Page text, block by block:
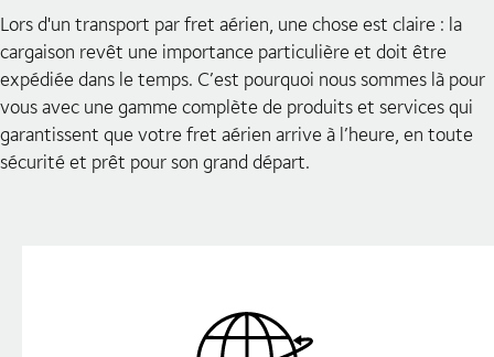
Lors d'un transport par fret aérien, une chose est claire : la
cargaison revêt une importance particulière et doit être
expédiée dans le temps. C’est pourquoi nous sommes là pour
vous avec une gamme complète de produits et services qui
garantissent que votre fret aérien arrive à l’heure, en toute
sécurité et prêt pour son grand départ.